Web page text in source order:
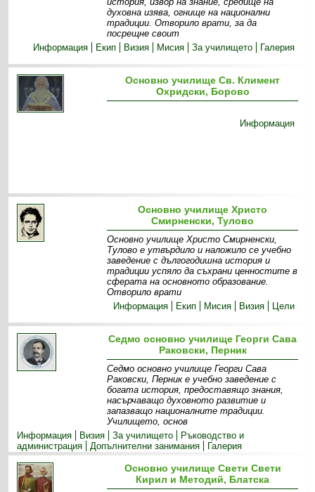
духовна изява, огнище на национални
традиции. Отворило врати, за да
посрещне своит
Информация
Екип Визия Мисия За училището Галерия
Основно училище Св. Климент
Охридски, Борово
Информация
Основно училище Христо
Смирненски, Тулово
Основно училище Христо Смирненски,
Тулово е утвърдило и наложило се учебно
заведение с дългогодишна история и
традиции успяло да съхрани ценностите в
сферата на основното образование.
Отворило врати
Информация
Екип Мисия Визия Цели
Седмо основно училище Георги Сава
Раковски, Перник
Седмо основно училище Георги Сава
Раковски, Перник е учебно заведение с
богата история, предоставящо знания,
насърчаващо духовното развитие и
запазващо националните традиции.
Училището, основ
Информация
Визия За училището
Ръководство и
администрация
Допълнителни занимания Галерия
Oсновно училище Свети Свети
Кирил и Методий, Блатска